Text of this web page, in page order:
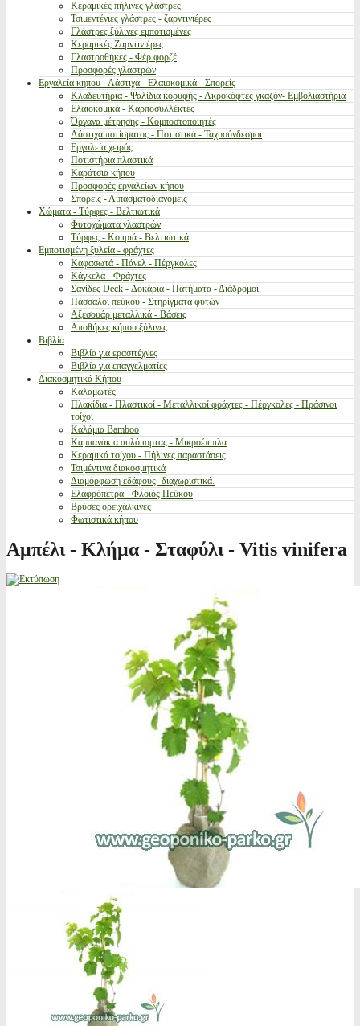
Κεραμικές πήλινες γλάστρες
Τσιμεντένιες γλάστρες - ζαρντινιέρες
Γλάστρες ξύλινες εμποτισμένες
Κεραμικές Ζαρντινιέρες
Γλαστροθήκες - Φέρ φορζέ
Προσφορές γλαστρών
Εργαλεία κήπου - Λάστιχα - Ελαιοκομικά - Σπορείς
Κλαδευτήρια - Ψαλίδια κορυφής - Ακροκόφτες γκαζόν- Εμβολιαστήρια
Ελαιοκομικά - Καρποσυλλέκτες
Όργανα μέτρησης - Κομποστοποιητές
Λάστιχα ποτίσματος - Ποτιστικά - Ταχυσύνδεσμοι
Εργαλεία χειρός
Ποτιστήρια πλαστικά
Καρότσια κήπου
Προσφορές εργαλείων κήπου
Σπορείς - Λιπασματοδιανομείς
Χώματα - Τύρφες - Βελτιωτικά
Φυτοχώματα γλαστρών
Τύρφες - Κοπριά - Βελτιωτικά
Εμποτισμένη ξυλεία - φράχτες
Καφασωτά - Πάνελ - Πέργκολες
Κάγκελα - Φράχτες
Σανίδες Deck - Δοκάρια - Πατήματα - Διάδρομοι
Πάσσαλοι πεύκου - Στηρίγματα φυτών
Αξεσουάρ μεταλλικά - Βάσεις
Αποθήκες κήπου ξύλινες
Βιβλία
Βιβλία για ερασιτέχνες
Βιβλία για επαγγελματίες
Διακοσμητικά Κήπου
Καλαμωτές
Πλακίδια - Πλαστικοί - Μεταλλικοί φράχτες - Πέργκολες - Πράσινοι
τοίχοι
Καλάμια Bamboo
Καμπανάκια αυλόπορτας - Μικροέπιπλα
Κεραμικά τοίχου - Πήλινες παραστάσεις
Τσιμέντινα διακοσμητικά
Διαμόρφωση εδάφους -διαχωριστικά.
Ελαφρόπετρα - Φλοιός Πεύκου
Βρύσες ορειχάλκινες
Φωτιστικά κήπου
Αμπέλι - Κλήμα - Σταφύλι - Vitis vinifera